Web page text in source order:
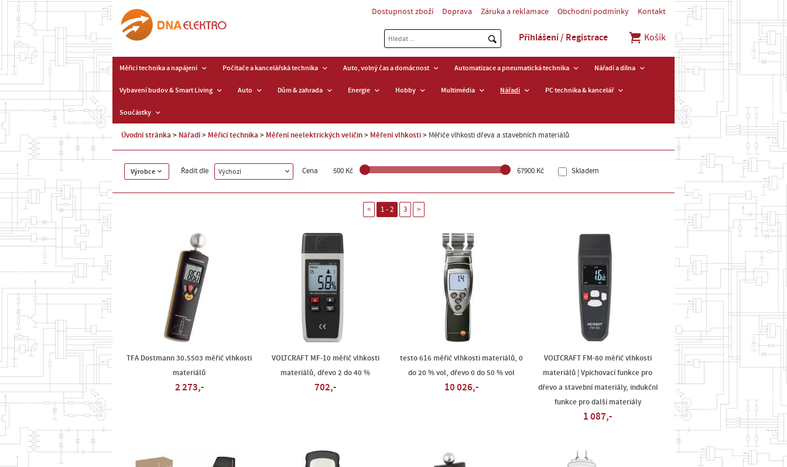
Dostupnost zboží Doprava Záruka a reklamace Obchodní podmínky Kontakt
Přihlášení / Registrace Košík
Měřicí technika a napájení Počítače a kancelářská technika Auto, volný čas a domácnost Automatizace a pneumatická technika Nářadí a dílna
Vybavení budov & Smart Living Auto Dům & zahrada Energie Hobby Multimédia Nářadí PC technika & kancelář
Součástky
Úvodní stránka Nářadí Měřicí technika Měření neelektrických veličin Měření vlhkosti Měřiče vlhkosti dřeva a stavebních materiálů
Výrobce Řadit dle Výchozí Cena 500 Kč 67900 Kč Skladem
< 1 - 2 3 >
TFA Dostmann 30.5503 měřič vlhkosti
materiálů
2 273,-
VOLTCRAFT MF-10 měřič vlhkosti
materiálů, dřevo 2 do 40 %
702,-
testo 616 měřič vlhkosti materiálů, 0
do 20 % vol, dřevo 0 do 50 % vol
10 026,-
VOLTCRAFT FM-80 měřič vlhkosti
materiálů | Vpichovací funkce pro
dřevo a stavební materiály, indukční
funkce pro další materiály
1 087,-